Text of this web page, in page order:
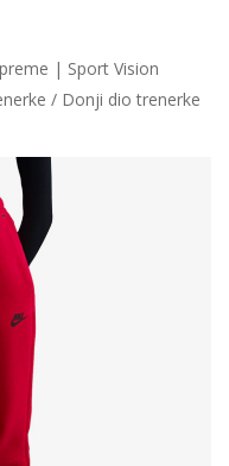
| Sport Vision
Donji dio trenerke